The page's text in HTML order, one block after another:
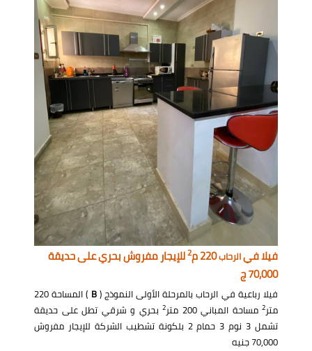
فيلا فيالرحاب220 م 2للإيجار مفروش بحري على حديقة
70,000 ج
فيلا رباعية في الرحاب بالمرحلة الأولى النموذج (B
) المساحة 220
متر2 مساحة المباني 200 متر 2 بحري و شرقي تطل على حديقة
تشمل 3 نوم 3 حمام 2 بلكونة تشطيب الشركة للإيجار مفروش
70,000 جنيه